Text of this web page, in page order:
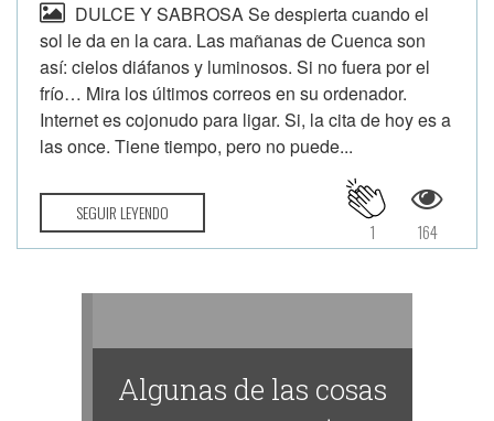
DULCE Y SABROSA Se despierta cuando el
sol le da en la cara. Las mañanas de Cuenca son
así: cielos diáfanos y luminosos. Si no fuera por el
frío… Mira los últimos correos en su ordenador.
Internet es cojonudo para ligar. Si, la cita de hoy es a
las once. Tiene tiempo, pero no puede...
SEGUIR LEYENDO
164
1
Algunas de las cosas